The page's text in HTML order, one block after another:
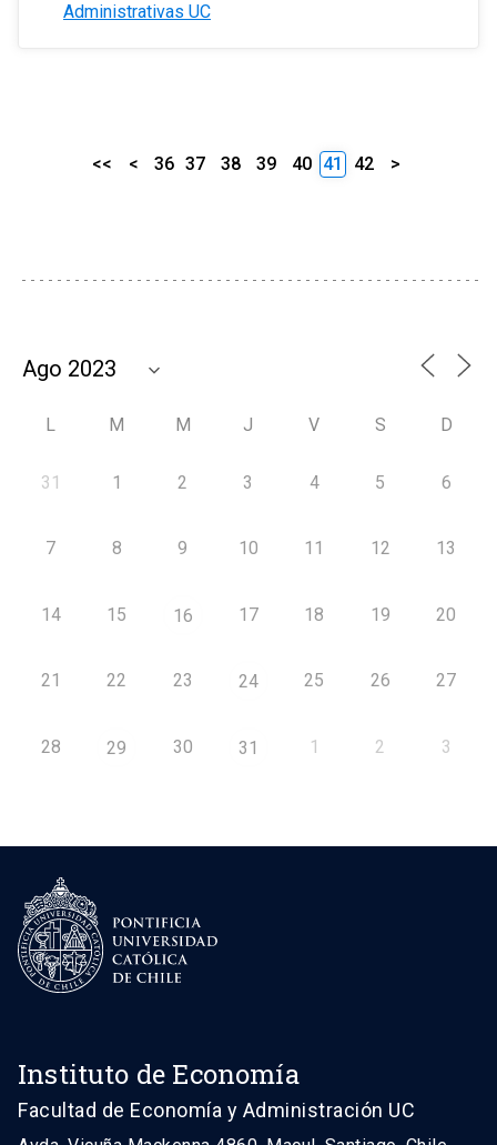
Administrativas UC
<< < 36 37 38 39 40 41 42 >
L M M J V S D
31 1 2 3 4 5 6
7 8 9 10 11 12 13
14 15 16 17 18 19 20
21 22 23 24 25 26 27
28 29 30 31 1 2 3
Instituto de Economía
Facultad de Economía y Administración UC